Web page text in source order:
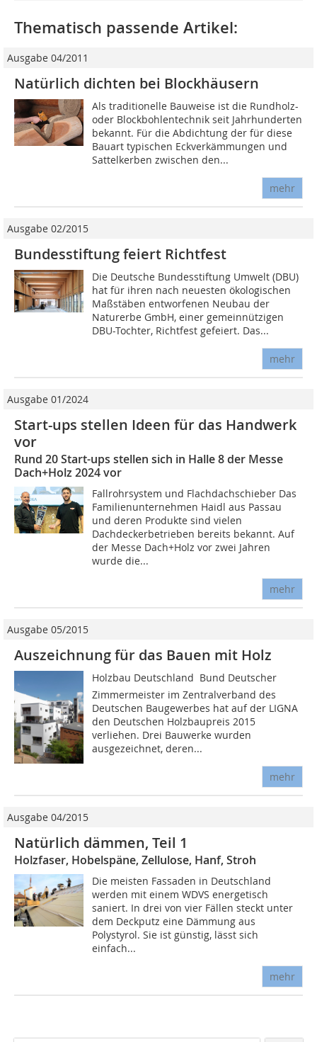
Thematisch passende Artikel:
Ausgabe 04/2011
Natürlich dichten bei Blockhäusern
Als traditionelle Bauweise ist die Rundholz-
oder Blockbohlentechnik seit Jahrhunderten
bekannt. Für die Abdichtung der für diese
Bauart typischen Eckverkämmungen und
Sattelkerben zwischen den...
mehr
Ausgabe 02/2015
Bundesstiftung feiert Richtfest
Die Deutsche Bundesstiftung Umwelt (DBU)
hat für ihren nach neuesten ökologischen
Maßstäben entworfenen Neu­­bau der
Naturerbe GmbH, einer gemeinnützigen
DBU-Tochter, Richtfest gefeiert. Das...
mehr
Ausgabe 01/2024
Start-ups stellen Ideen für das Handwerk
vor
Rund 20 Start-ups stellen sich in Halle 8 der Messe
Dach+Holz 2024 vor
Fallrohrsystem und Flachdachschieber Das
Familienunternehmen Haidl aus Passau
und deren Produkte sind vielen
Dachdeckerbetrieben bereits bekannt. Auf
der Messe Dach+Holz vor zwei Jahren
wurde die...
mehr
Ausgabe 05/2015
Auszeichnung für das Bauen mit Holz
Holzbau Deutschland  Bund Deutscher
Zimmermeister im Zentralverband des
Deutschen Baugewerbes hat auf der LIGNA
den Deutschen Holzbaupreis 2015
verliehen. Drei Bauwerke wurden
ausgezeichnet, deren...
mehr
Ausgabe 04/2015
Natürlich dämmen, Teil 1
Holzfaser, Hobelspäne, Zellulose, Hanf, Stroh
Die meisten Fassaden in Deutschland
werden mit einem WDVS energetisch
saniert. In drei von vier Fällen steckt unter
dem Deckputz eine Dämmung aus
Polystyrol. Sie ist günstig, lässt sich
einfach...
mehr